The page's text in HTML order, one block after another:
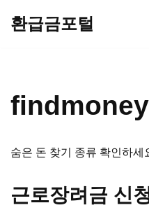
로
건
뛰
환급금포털
findmoney
숨은 돈 찾기 종류 확인하세
근로장려금 신